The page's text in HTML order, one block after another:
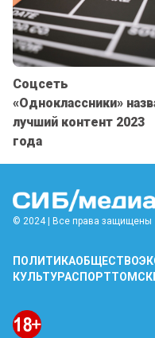
Соцсеть
«Одноклассники»
лучший контент 2023
года
© 2024 | Все права защищены
ПОЛИТИКАОБЩЕСТВО
КУЛЬТУРАСПОРТТОМСК